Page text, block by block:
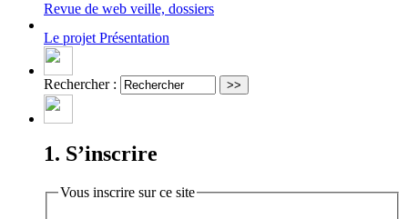
Revue de web veille, dossiers
Le projet Présentation
Rechercher :
1. S’inscrire
Vous inscrire sur ce site